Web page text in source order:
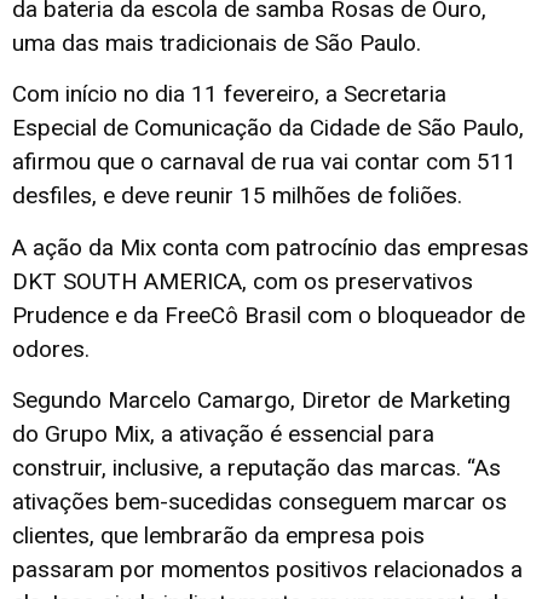
da bateria da escola de samba Rosas de Ouro,
uma das mais tradicionais de São Paulo.
Com início no dia 11 fevereiro, a Secretaria
Especial de Comunicação da Cidade de São Paulo,
afirmou que o carnaval de rua vai contar com 511
desfiles, e deve reunir 15 milhões de foliões.
A ação da Mix conta com patrocínio das empresas
DKT SOUTH AMERICA, com os preservativos
Prudence e da FreeCô Brasil com o bloqueador de
odores.
Segundo Marcelo Camargo, Diretor de Marketing
do Grupo Mix, a ativação é essencial para
construir, inclusive, a reputação das marcas. “As
ativações bem-sucedidas conseguem marcar os
clientes, que lembrarão da empresa pois
passaram por momentos positivos relacionados a